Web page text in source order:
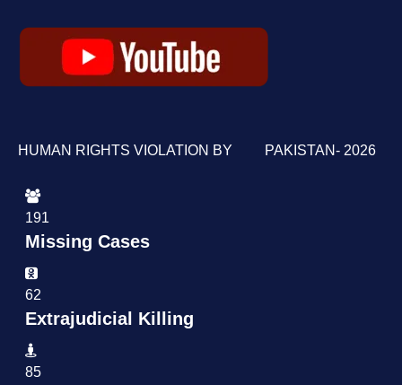
HUMAN RIGHTS VIOLATION BY PAKISTAN- 2026
191
Missing Cases
62
Extrajudicial Killing
85